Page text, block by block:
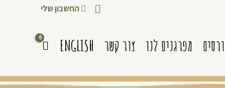
החשבון שלי
מפרגנים לנו צור קשר ENGLISH